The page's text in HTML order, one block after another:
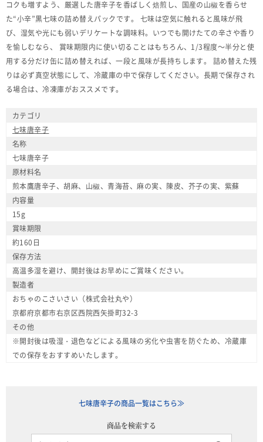
コクも増すよう、厳選した唐辛子を香ばしく焙煎し、国産の山椒を香らせ
た“小辛”黒七味の詰め替えパックです。 七味は空気に触れると風味が飛
び、湿気や光にも弱いデリケートな調味料。いつでも開けたての辛さや香り
を愉しむなら、 賞味期限内に使い切ることはもちろん、1/3程度～半分と使
用する分だけ缶に詰め替えれば、一段と風味が長持ちします。 詰め替えた残
りは必ず真空状態にして、冷蔵庫の中で保存してください。長期で保存され
る場合は、冷凍庫がおススメです。
カテゴリ
七味唐辛子
名称
七味唐辛子
原材料名
煎本鷹唐辛子、胡麻、山椒、青海苔、麻の実、陳皮、芥子の実、紫蘇
内容量
15g
賞味期限
約160日
保存方法
高温多湿を避け、開封後はお早めにご賞味ください。
製造者
おちゃのこさいさい（株式会社丸や）
京都府京都市右京区西院西矢掛町32-3
その他
※開封後は吸湿・退色などによる風味の劣化や虫害を防ぐため、冷蔵庫
での保存をおすすめいたします。
七味唐辛子の商品一覧はこちら≫
商品を検索する